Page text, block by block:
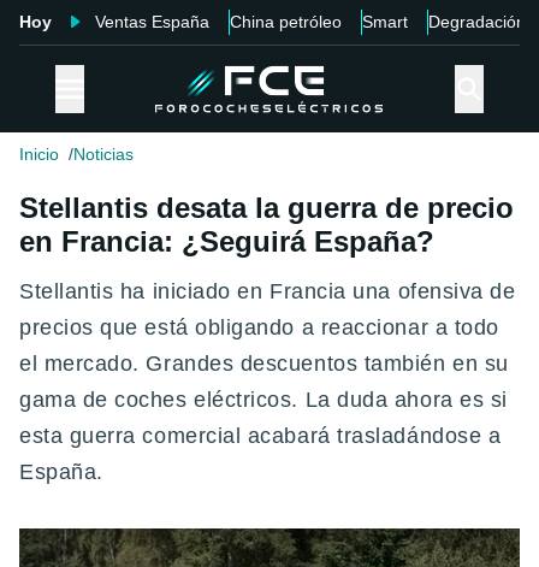
Hoy Ventas España China petróleo Smart Degradación
Inicio Noticias
Stellantis desata la guerra de precio
en Francia: ¿Seguirá España?
Stellantis ha iniciado en Francia una ofensiva de
precios que está obligando a reaccionar a todo
el mercado. Grandes descuentos también en su
gama de coches eléctricos. La duda ahora es si
esta guerra comercial acabará trasladándose a
España.